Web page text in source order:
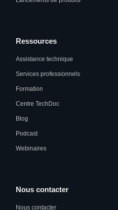
Ressources
Assistance technique
Services professionnels
Formation
Centre TechDoc
Blog
Podcast
Webinaires
Nous contacter
Nous contacter